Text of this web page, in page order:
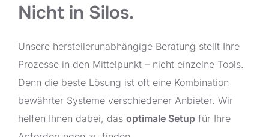
Nicht in Silos.
Unsere herstellerunabhängige Beratung stellt Ihre
Prozesse in den Mittelpunkt – nicht einzelne Tools.
Denn die beste Lösung ist oft eine Kombination
bewährter Systeme verschiedener Anbieter. Wir
helfen Ihnen dabei, das optimale Setup für Ihre